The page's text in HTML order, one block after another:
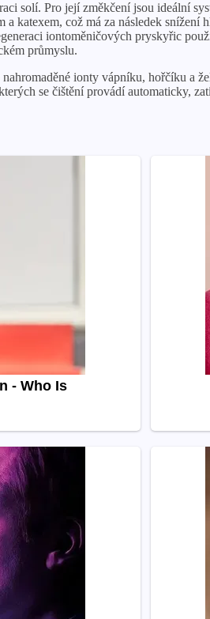
solí. Pro její změkčení jsou ideální
katexem, což má za následek
iontoměničových pryskyřic
průmyslu.
ionty vápníku, hořčíku a
se čištění provádí automaticky,